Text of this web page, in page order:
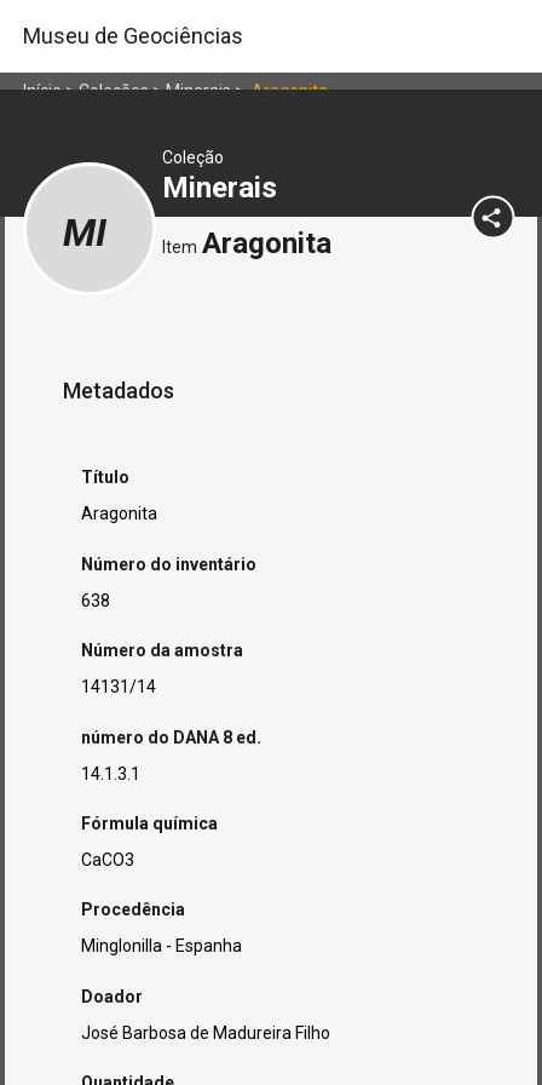
Museu de Geociências
Início>Coleções>Minerais>Aragonita
Coleção
Minerais
MI Item Aragonita
Metadados
Título
Aragonita
Número do inventário
638
Número da amostra
14131/14
número do DANA 8 ed.
14.1.3.1
Fórmula química
CaCO3
Procedência
Minglonilla - Espanha
Doador
José Barbosa de Madureira Filho